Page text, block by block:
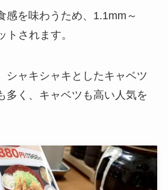
感を味わうため、1.1mm～
トされます。
シャキシャキとしたキャベツ
多く、キャベツも高い人気を